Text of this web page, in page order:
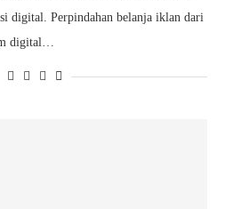
digital. Perpindahan belanja iklan dari
digital…